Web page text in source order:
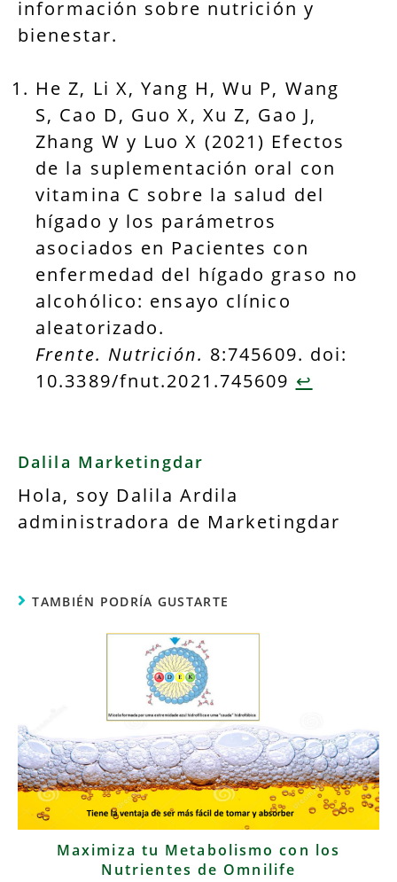
información sobre nutrición y
bienestar.
He Z, Li X, Yang H, Wu P, Wang
S, Cao D, Guo X, Xu Z, Gao J,
Zhang W y Luo X (2021) Efectos
de la suplementación oral con
vitamina C sobre la salud del
hígado y los parámetros
asociados en Pacientes con
enfermedad del hígado graso no
alcohólico: ensayo clínico
aleatorizado.
Frente. Nutrición. 8:745609. doi:
10.3389/fnut.2021.745609 ↩︎
Dalila Marketingdar
Hola, soy Dalila Ardila
administradora de Marketingdar
TAMBIÉN PODRÍA GUSTARTE
Maximiza tu Metabolismo con los
Nutrientes de Omnilife